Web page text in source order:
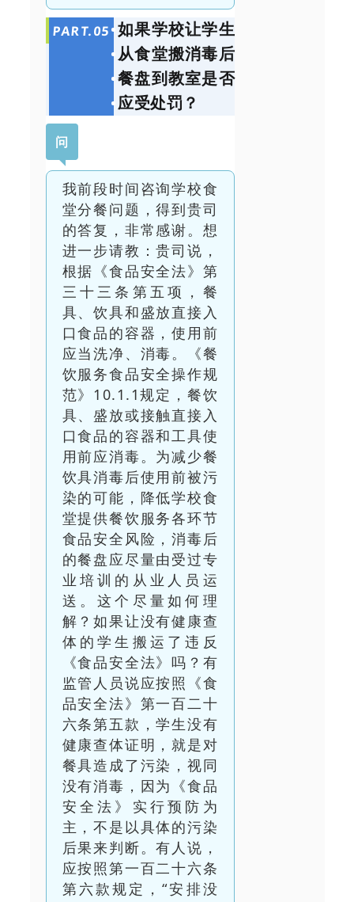
PART.05 如果学校让学生
从食堂搬消毒后
餐盘到教室是否
应受处罚？
问
我前段时间咨询学校食
堂分餐问题，得到贵司
的答复，非常感谢。想
进一步请教：贵司说，
根据《食品安全法》第
三十三条第五项，餐
具、饮具和盛放直接入
口食品的容器，使用前
应当洗净、消毒。《餐
饮服务食品安全操作规
范》10.1.1规定，餐饮
具、盛放或接触直接入
口食品的容器和工具使
用前应消毒。为减少餐
饮具消毒后使用前被污
染的可能，降低学校食
堂提供餐饮服务各环节
食品安全风险，消毒后
的餐盘应尽量由受过专
业培训的从业人员运
送。这个尽量如何理
解？如果让没有健康查
体的学生搬运了违反
《食品安全法》吗？有
监管人员说应按照《食
品安全法》第一百二十
六条第五款，学生没有
健康查体证明，就是对
餐具造成了污染，视同
没有消毒，因为《食品
安全法》实行预防为
主，不是以具体的污染
后果来判断。有人说，
应按照第一百二十六条
第六款规定，“安排没